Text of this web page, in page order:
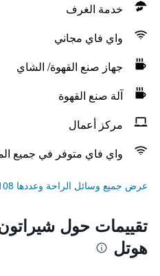
خدمة الغرف
واي فاي مجاني
جهاز صنع القهوة/ الشاي
آلة صنع القهوة
مركز أعمال
واي فاي متوفر في جميع
عرض جميع وسائل الراحة وعددها 108
تقييمات حول
هوتل